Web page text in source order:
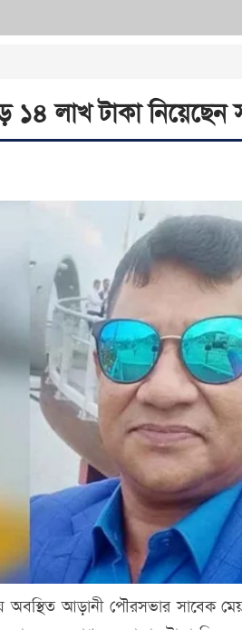
১৪ লাখ টাকা নিয়েছেন
অবস্থিত আড়ানী পৌরসভার সাবেক